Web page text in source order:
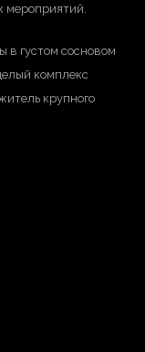
мероприятий.
в густом сосновом
комплекс
крупного